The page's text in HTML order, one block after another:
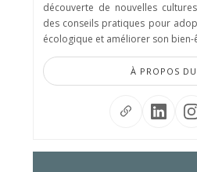
découverte de nouvelles
des conseils pratiques pour
écologique et améliorer son
À PROPOS